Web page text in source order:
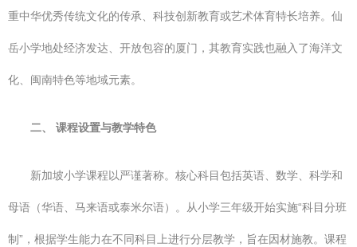
重中华优秀传统文化的传承、科技创新教育或艺术体育特长培养。仙
岳小学地处经济发达、开放包容的厦门，其教育实践也融入了海洋文
化、闽南特色等地域元素。
二、 课程设置与教学特色
新加坡小学课程以严谨著称。核心科目包括英语、数学、科学和
母语（华语、马来语或泰米尔语）。从小学三年级开始实施“科目分班
制”，根据学生能力在不同科目上进行分层教学，旨在因材施教。课程